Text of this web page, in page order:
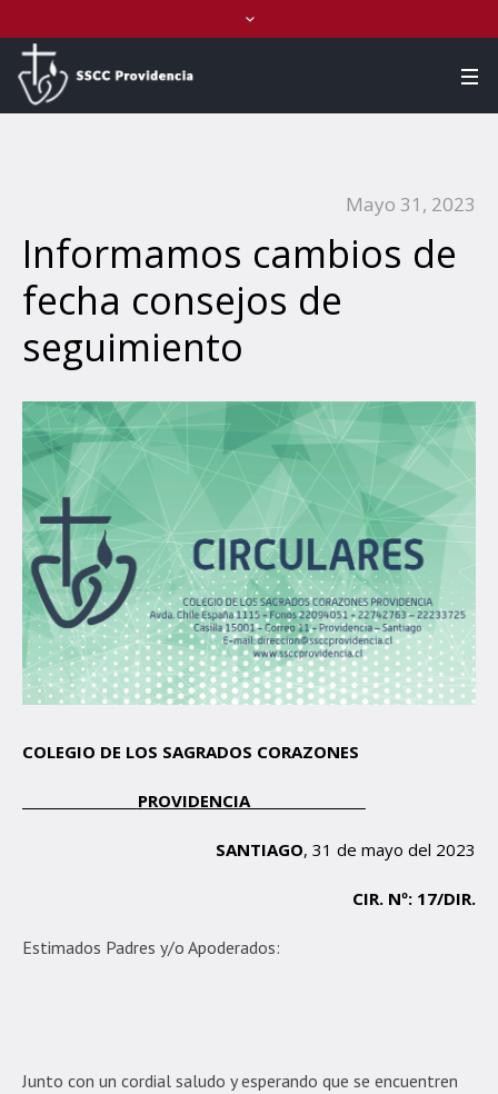
Mayo 31, 2023
Informamos cambios de
fecha consejos de
seguimiento
COLEGIO DE LOS SAGRADOS CORAZONES
PROVIDENCIA
SANTIAGO, 31 de mayo del 2023
CIR. Nº: 17/DIR.
Estimados Padres y/o Apoderados:
Junto con un cordial saludo y esperando que se encuentren